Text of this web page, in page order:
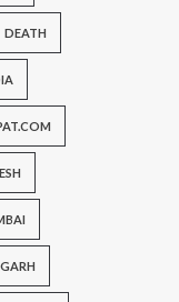
DEATH